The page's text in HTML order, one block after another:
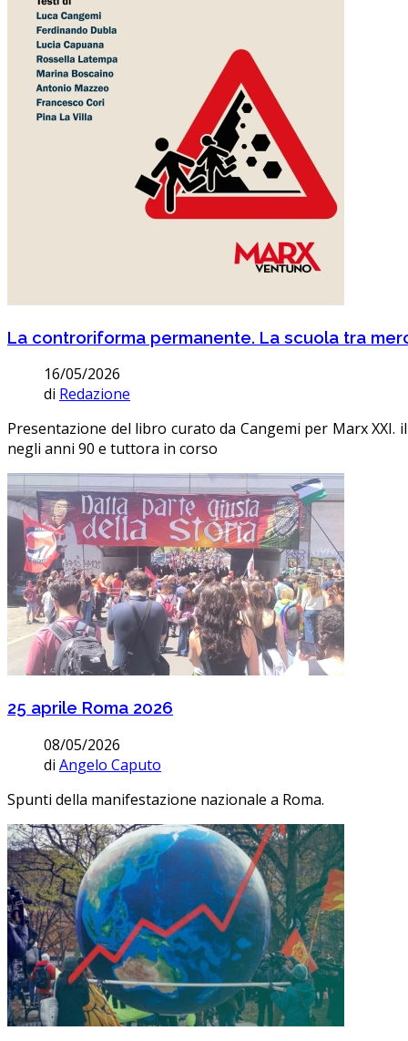
La controriforma permanente. La scuola tra
16/05/2026
di Redazione
Presentazione del libro curato da Cangemi per Marx
negli anni 90 e tuttora in corso
25 aprile Roma 2026
08/05/2026
di Angelo Caputo
Spunti della manifestazione nazionale a Roma.